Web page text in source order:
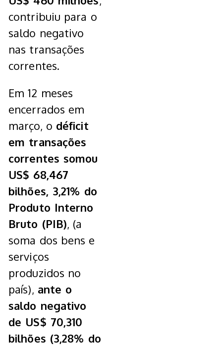
contribuiu para o
saldo negativo
nas transações
correntes.
Em 12 meses
encerrados em
março, o déficit
em transações
correntes somou
US$ 68,467
bilhões, 3,21% do
Produto Interno
Bruto (PIB), (a
soma dos bens e
serviços
produzidos no
país), ante o
saldo negativo
de US$ 70,310
bilhões (3,28% do